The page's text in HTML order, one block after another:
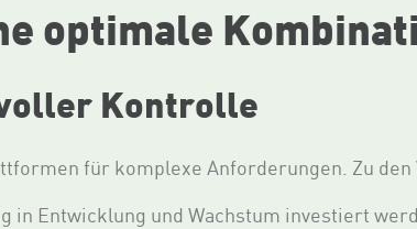
optimale
Kontrolle
für komplexe Anforderungen. Zu den
in Entwicklung und Wachstum investiert